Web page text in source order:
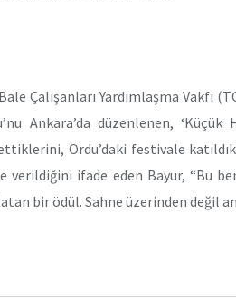
Çalışanları Yardımlaşma Vakfı
Ankara’da düzenlenen,
Ordu’daki festivale
verildiğini ifade eden Bayur, “Bu
bir ödül. Sahne üzerinden değil